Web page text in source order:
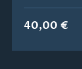
40,00 €